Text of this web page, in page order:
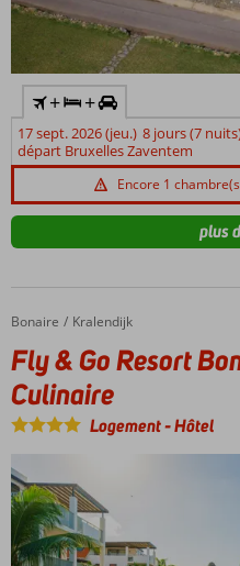
+ +
17 sept. 2026 (jeu.) 8 jours (7
départ Bruxelles Zaventem
Encore 1
plus
Accueil
Bonaire Kralendijk
Fly & Go Resort Bonaire Culinaire
Fly & Go Resort
Culinaire
Logement-Hôtel